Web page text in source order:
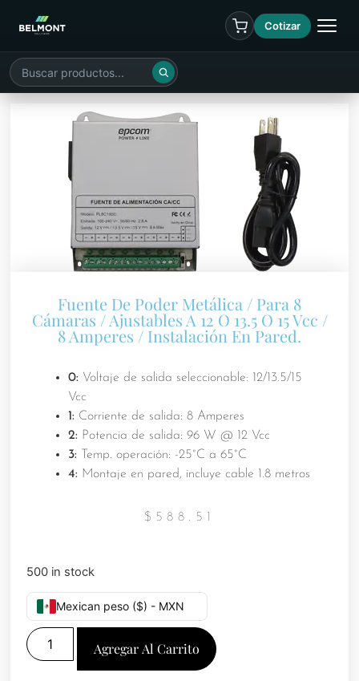
Cotizar
Fuente De Poder Metálica / Para 8
Cámaras / Ajustables A 12 O 13.5 O 15 Vcc /
8 Amperes / Instalación En Pared.
0: Voltaje de salida seleccionable: 12/13.5/15
Vcc
1: Corriente de salida: 8 Amperes
2: Potencia de salida: 96 W @ 12 Vcc
3: Temp. operación: -25°C a 65°C
4: Montaje en pared, incluye cable 1.8 metros
$ 588.51
500 in stock
Mexican peso ($) - MXN
Agregar Al Carrito